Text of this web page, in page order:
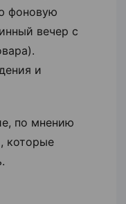
фоновую
вечер с
и
по мнению
которые